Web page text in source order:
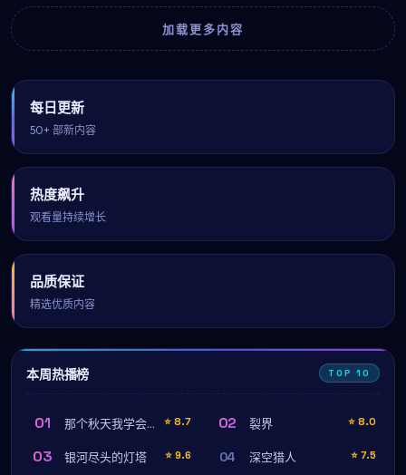
加载更多内容
每日更新
50+ 部新内容
热度飙升
观看量持续增长
品质保证
精选优质内容
本周热播榜 TOP 10
01 那个秋天我学会了拥抱 ⭐ 8.7 02 裂界 ⭐ 8.0
03 银河尽头的灯塔 ⭐ 9.6 04 深空猎人 ⭐ 7.5